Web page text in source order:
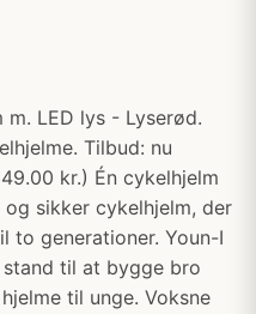
m. LED lys - Lyserød.
Tilbud: nu
kr.) Én cykelhjelm
sikker cykelhjelm, der
to generationer. Youn-I
stand til at bygge bro
til unge. Voksne